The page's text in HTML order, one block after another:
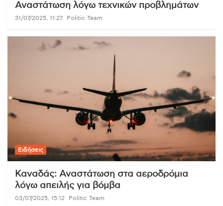
Αναστάτωση λόγω τεχνικών προβλημάτων
31/07/2025, 11:27 Politic Team
Ειδήσεις
Καναδάς: Αναστάτωση στα αεροδρόμια
λόγω απειλής για βόμβα
03/07/2025, 15:12 Politic Team